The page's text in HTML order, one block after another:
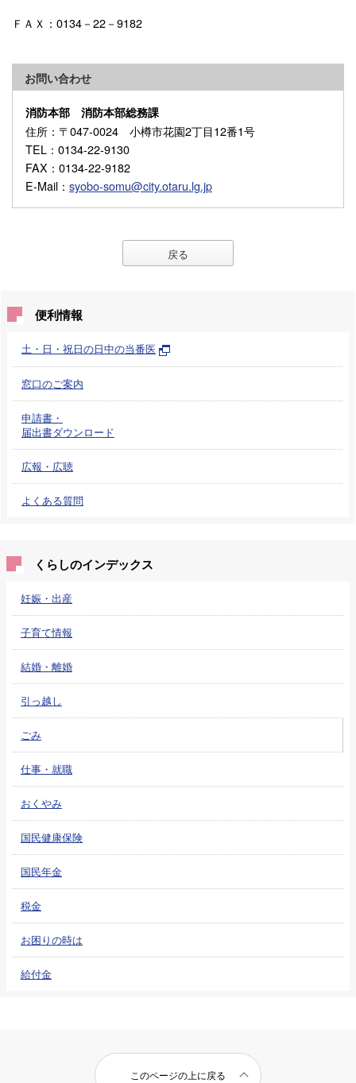
ＦＡＸ：0134－22－9182
お問い合わせ
消防本部 消防本部総務課
住所 ：〒047-0024 小樽市花園2丁目12番1号
TEL ：0134-22-9130
FAX ：0134-22-9182
E-Mail ： syobo-somu@city.otaru.lg.jp
戻る
便利情報
土・日・祝日の日中の当番医
窓口のご案内
申請書・
届出書ダウンロード
広報・広聴
よくある質問
くらしのインデックス
妊娠・出産
子育て情報
結婚・離婚
引っ越し
ごみ
仕事・就職
おくやみ
国民健康保険
国民年金
税金
お困りの時は
給付金
このページの上に戻る